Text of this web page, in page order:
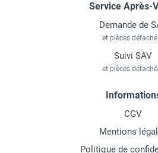
Service Après-
Demande de
et pièces
Suivi SAV
et pièces
CGV
Mentions
Politique de